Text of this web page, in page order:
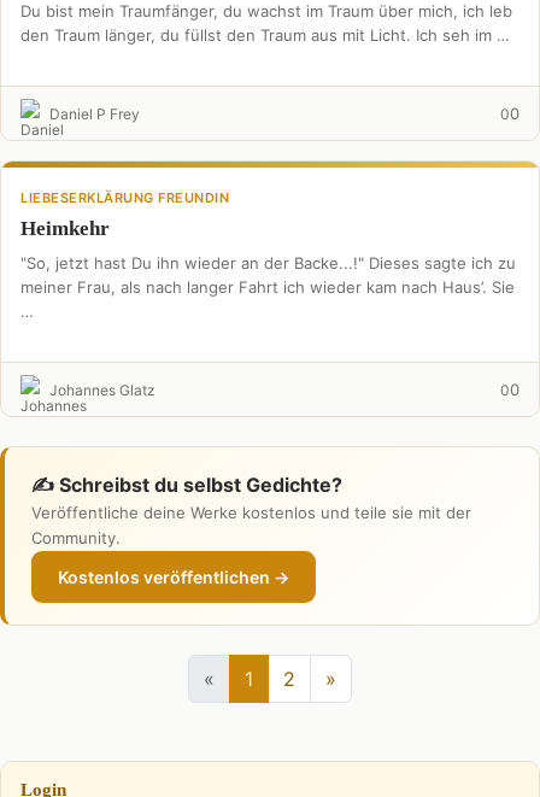
Du bist mein Traumfänger, du wachst im Traum über mich, ich leb
den Traum länger, du füllst den Traum aus mit Licht. Ich seh im …
Daniel P Frey 00
LIEBESERKLÄRUNG FREUNDIN
Heimkehr
"So, jetzt hast Du ihn wieder an der Backe...!" Dieses sagte ich zu
meiner Frau, als nach langer Fahrt ich wieder kam nach Haus’. Sie
…
Johannes Glatz 00
✍️ Schreibst du selbst Gedichte?
Veröffentliche deine Werke kostenlos und teile sie mit der
Community.
Kostenlos veröffentlichen →
« 1 2 »
Login